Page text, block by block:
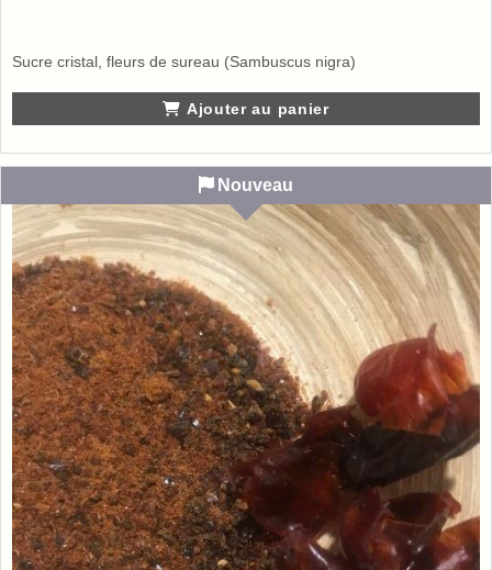
Sucre cristal, fleurs de sureau (Sambuscus nigra)
Ajouter au panier
Nouveau